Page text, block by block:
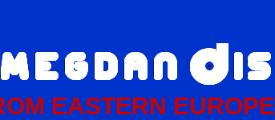
EASTERN EUROPE